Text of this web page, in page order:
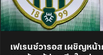
เฟเรนซ์วารอส เผชิญหน้